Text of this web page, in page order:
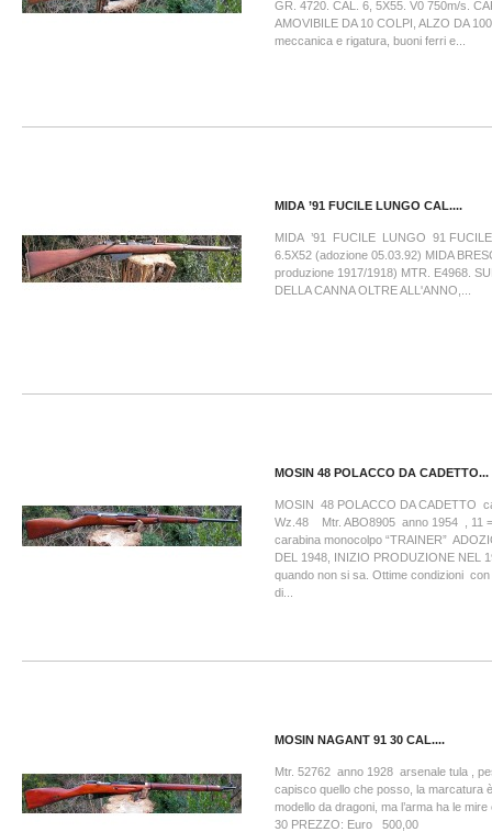
GR. 4720. CAL. 6, 5X55. V0 750m/s.
AMOVIBILE DA 10 COLPI, ALZO DA
meccanica e rigatura, buoni ferri e...
MIDA ’91 FUCILE LUNGO CAL....
MIDA ’91 FUCILE LUNGO 91
6.5X52 (adozione 05.03.92) MIDA
produzione 1917/1918) MTR. E4968.
DELLA CANNA OLTRE ALL'ANNO,...
MOSIN 48 POLACCO DA CADETTO...
MOSIN 48 POLACCO DA CADETTO
Wz.48 Mtr. ABO8905 anno 1954 , 11
carabina monocolpo “TRAINER”
DEL 1948, INIZIO PRODUZIONE NEL
quando non si sa. Ottime condizioni
di...
MOSIN NAGANT 91 30 CAL....
Mtr. 52762 anno 1928 arsenale tula ,
capisco quello che posso, la marcatura
modello da dragoni, ma l’arma ha le
30 PREZZO: Euro 500,00